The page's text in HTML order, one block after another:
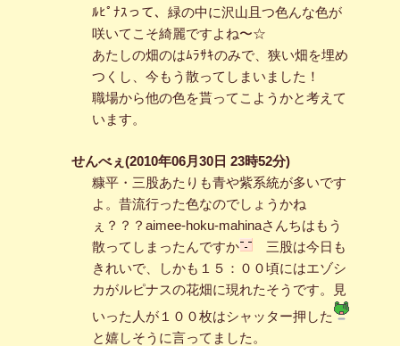
ﾙﾋﾟﾅｽって、緑の中に沢山且つ色んな色が
咲いてこそ綺麗ですよね〜☆
あたしの畑のはﾑﾗｻｷのみで、狭い畑を埋め
つくし、今もう散ってしまいました！
職場から他の色を貰ってこようかと考えて
います。
せんべぇ(2010年06月30日 23時52分)
糠平・三股あたりも青や紫系統が多いです
よ。昔流行った色なのでしょうかね
ぇ？？？aimee-hoku-mahinaさんちはもう
散ってしまったんですか
三股は今日も
きれいで、しかも１５：００頃にはエゾシ
カがルピナスの花畑に現れたそうです。見
いった人が１００枚はシャッター押した
と嬉しそうに言ってました。